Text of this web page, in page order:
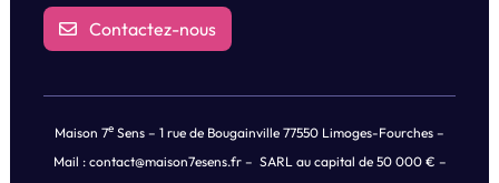
Contactez-nous
Maison 7e Sens – 1 rue de Bougainville 77550 Limoges-Fourches –
Mail : contact@maison7esens.fr– SARL au capital de 50 000 € –